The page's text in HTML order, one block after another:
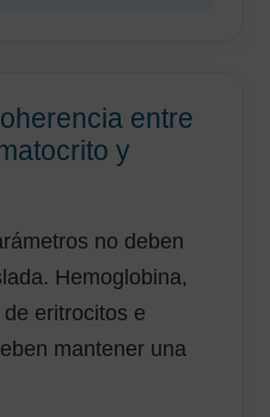
entre
y
no deben
Hemoglobina,
eritrocitos e
mantener una